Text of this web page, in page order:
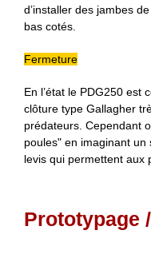
d’installer des jambes
bas cotés.
Fermeture
En l’état le PDG250 est
clôture type Gallagher
prédateurs. Cependant
poules" en imaginant
levis qui permettent aux
Prototypage